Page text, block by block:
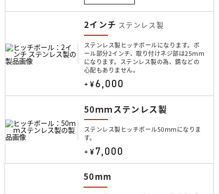
2インチ ステンレス製
ステンレス製ヒッチボールになります。ボ
ール部分2インチ、取り付けネジ部は25ｍｍ
になります。ステンレス製の為、錆などの
心配もありません。
+¥6,000
50ｍｍステンレス製
ステンレス製ヒッチボール50ｍｍになりま
す。
+¥7,000
50mm